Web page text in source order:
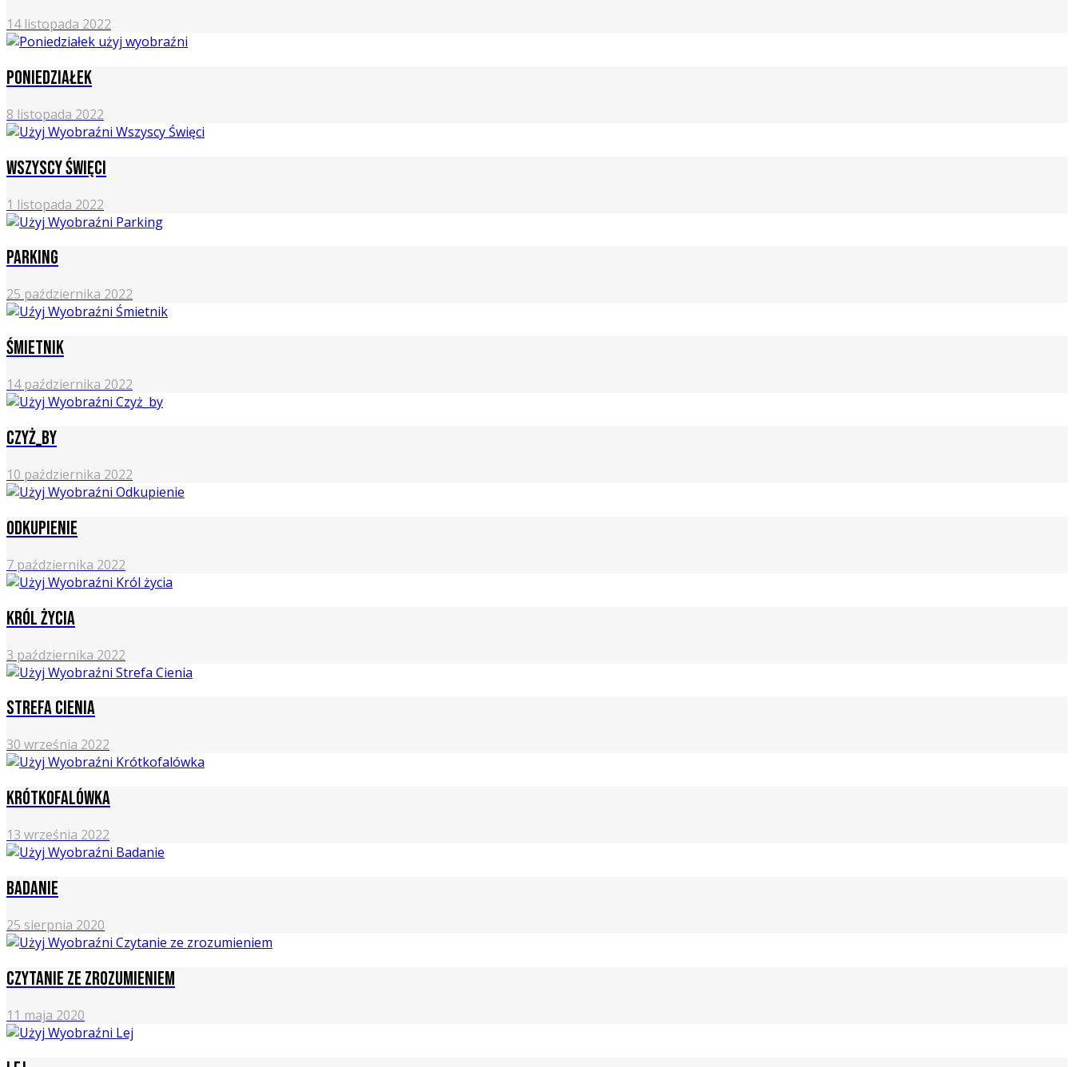
14 listopada 2022
Poniedziałek
8 listopada 2022
Wszyscy święci
1 listopada 2022
Parking
25 października 2022
Śmietnik
14 października 2022
Czyż_by
10 października 2022
Odkupienie
7 października 2022
Król życia
3 października 2022
Strefa cienia
30 września 2022
Krótkofalówka
13 września 2022
Badanie
25 sierpnia 2020
Czytanie ze zrozumieniem
11 maja 2020